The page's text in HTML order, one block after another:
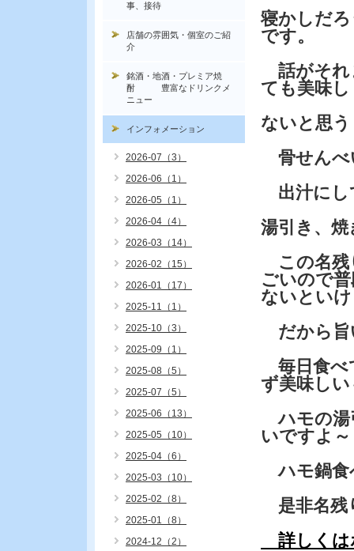
寝かしだ
です。
話がそれ
ても美味し
ないと思
骨せんべ
出汁にし
湯引き、
この名残
ごいので
ないとい
だから旨
毎日食べ
ず美味し
ハモの湯
いですよ～
ハモ鍋食
是非名残
詳しくは
事、接待
店舗の雰囲気・個室のご紹
介
銘酒・地酒・プレミア焼
酎 豊富なドリンクメ
ニュー
インフォメーション
2026-07（3）
2026-06（1）
2026-05（1）
2026-04（4）
2026-03（14）
2026-02（15）
2026-01（17）
2025-11（1）
2025-10（3）
2025-09（1）
2025-08（5）
2025-07（5）
2025-06（13）
2025-05（10）
2025-04（6）
2025-03（10）
2025-02（8）
2025-01（8）
2024-12（2）